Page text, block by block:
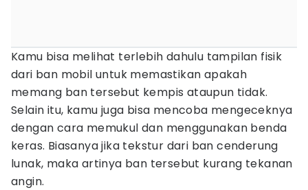
Kamu bisa melihat terlebih dahulu tampilan fisik
dari ban mobil untuk memastikan apakah
memang ban tersebut kempis ataupun tidak.
Selain itu, kamu juga bisa mencoba mengeceknya
dengan cara memukul dan menggunakan benda
keras. Biasanya jika tekstur dari ban cenderung
lunak, maka artinya ban tersebut kurang tekanan
angin.